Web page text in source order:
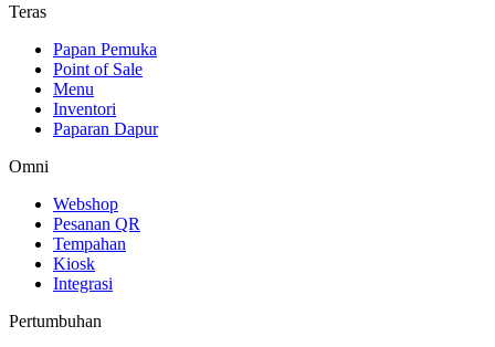
Teras
Papan Pemuka
Point of Sale
Menu
Inventori
Paparan Dapur
Omni
Webshop
Pesanan QR
Tempahan
Kiosk
Integrasi
Pertumbuhan